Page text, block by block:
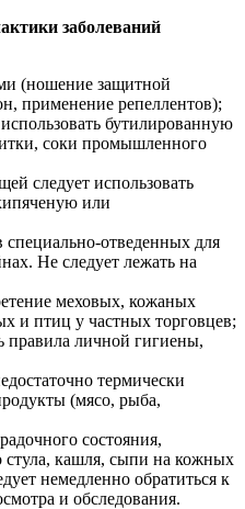
заболеваний
(ношение защитной
применение репеллентов);
бутилированную
соки промышленного
следует использовать
или
специально-отведенных для
Не следует лежать на
меховых, кожаных
и птиц у частных торговцев;
правила личной гигиены,
термически
(мясо, рыба,
состояния,
кашля, сыпи на кожных
немедленно обратиться к
и обследования.